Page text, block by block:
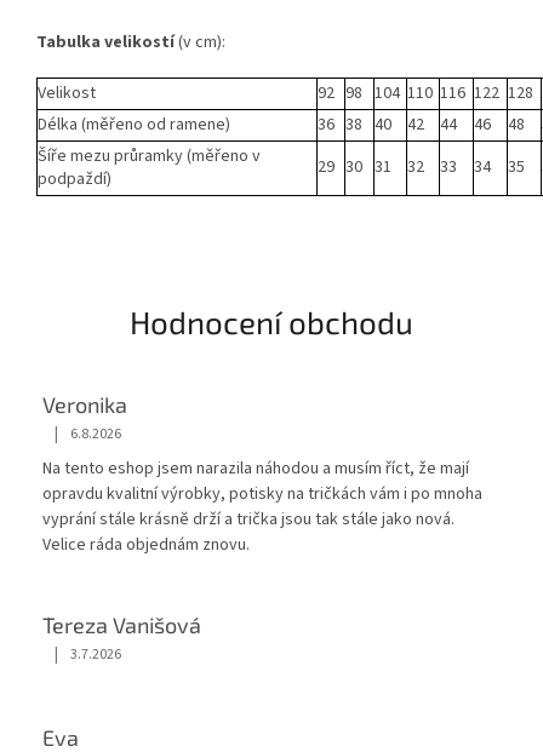
Tabulka velikostí(v cm):
Velikost 92 98 104 110 116 122 128
Délka (měřeno od ramene)
36 38 40 42 44 46 48
Šíře mezu průramky (měřeno v
podpaždí)
29 30 31 32 33 34 35
Hodnocení obchodu
Veronika
Hodnocení obchodu je 5 z 5 hvězdiček.
| 6.8.2026
Na tento eshop jsem narazila náhodou a musím říct, že mají
opravdu kvalitní výrobky, potisky na tričkách vám i po mnoha
vyprání stále krásnĕ drží a trička jsou tak stále jako nová.
Velice ráda objednám znovu.
Tereza Vanišová
Hodnocení obchodu je 5 z 5 hvězdiček.
| 3.7.2026
Eva